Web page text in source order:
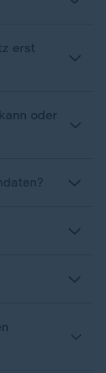
erst
oder